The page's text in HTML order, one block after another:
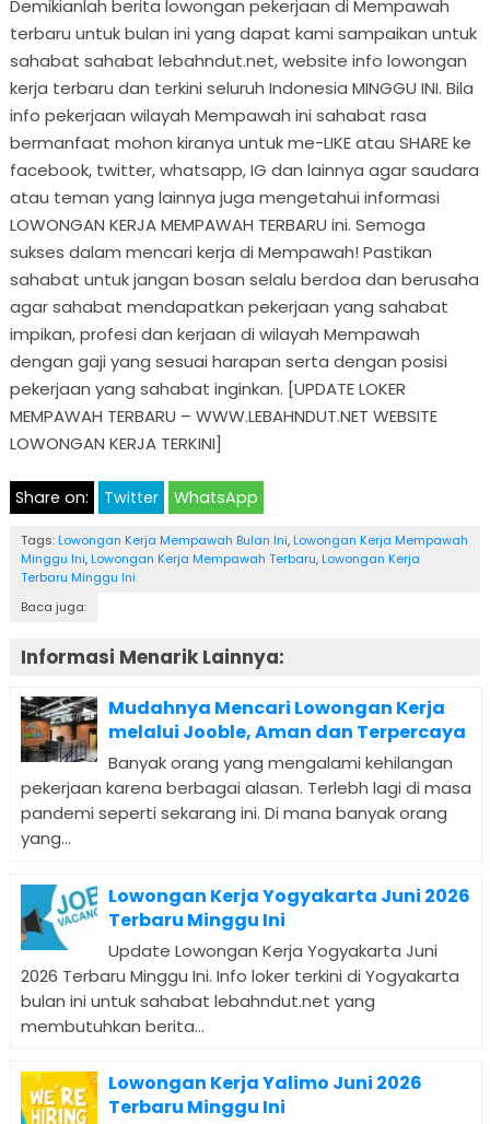
Demikianlah berita lowongan pekerjaan di Mempawah
terbaru untuk bulan ini yang dapat kami sampaikan untuk
sahabat sahabat lebahndut.net, website info lowongan
kerja terbaru dan terkini seluruh Indonesia MINGGU INI. Bila
info pekerjaan wilayah Mempawah ini sahabat rasa
bermanfaat mohon kiranya untuk me-LIKE atau SHARE ke
facebook, twitter, whatsapp, IG dan lainnya agar saudara
atau teman yang lainnya juga mengetahui informasi
LOWONGAN KERJA MEMPAWAH TERBARU ini. Semoga
sukses dalam mencari kerja di Mempawah! Pastikan
sahabat untuk jangan bosan selalu berdoa dan berusaha
agar sahabat mendapatkan pekerjaan yang sahabat
impikan, profesi dan kerjaan di wilayah Mempawah
dengan gaji yang sesuai harapan serta dengan posisi
pekerjaan yang sahabat inginkan. [UPDATE LOKER
MEMPAWAH TERBARU – WWW.LEBAHNDUT.NET WEBSITE
LOWONGAN KERJA TERKINI]
Share on: Twitter WhatsApp
Tags: Lowongan Kerja Mempawah Bulan Ini, Lowongan Kerja Mempawah
Minggu Ini, Lowongan Kerja Mempawah Terbaru, Lowongan Kerja
Terbaru Minggu Ini
Baca juga:
Informasi Menarik Lainnya:
Mudahnya Mencari Lowongan Kerja
melalui Jooble, Aman dan Terpercaya
Banyak orang yang mengalami kehilangan
pekerjaan karena berbagai alasan. Terlebh lagi di masa
pandemi seperti sekarang ini. Di mana banyak orang
yang...
Lowongan Kerja Yogyakarta Juni 2026
Terbaru Minggu Ini
Update Lowongan Kerja Yogyakarta Juni
2026 Terbaru Minggu Ini. Info loker terkini di Yogyakarta
bulan ini untuk sahabat lebahndut.net yang
membutuhkan berita...
Lowongan Kerja Yalimo Juni 2026
Terbaru Minggu Ini